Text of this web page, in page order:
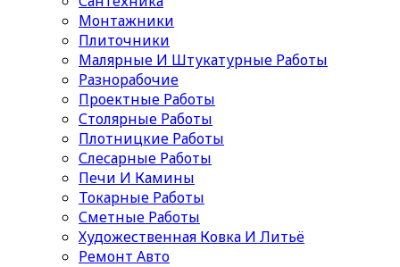
Монтажники
Плиточники
Малярные И Штукатурные Работы
Разнорабочие
Проектные Работы
Столярные Работы
Плотницкие Работы
Слесарные Работы
Печи И Камины
Токарные Работы
Сметные Работы
Художественная Ковка И Литьё
Ремонт Авто